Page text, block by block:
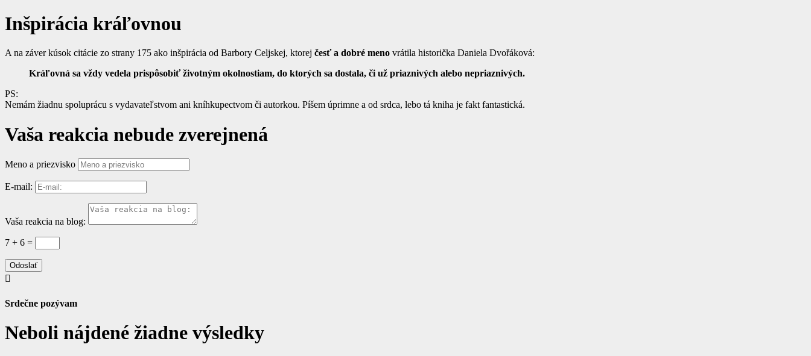
Inšpirácia kráľovnou
A na záver kúsok citácie zo strany 175 ako inšpirácia od Barbory Celjskej, ktorej česť a dobré meno vrátila historička Daniela Dvořáková:
Kráľovná sa vždy vedela prispôsobiť životným okolnostiam, do ktorých sa dostala, či už priaznivých alebo nepriaznivých.
PS:
Nemám žiadnu spoluprácu s vydavateľstvom ani kníhkupectvom či autorkou. Píšem úprimne a od srdca, lebo tá kniha je fakt fantastická.
Vaša reakcia nebude zverejnená
Meno a priezvisko
E-mail:
Vaša reakcia na blog:
7 + 6 =
Odoslať

Srdečne pozývam
Neboli nájdené žiadne výsledky